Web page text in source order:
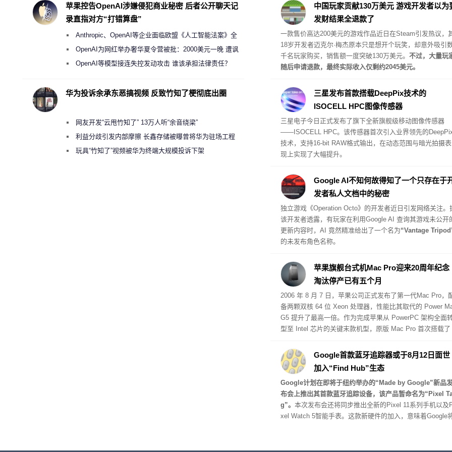
阵列。
中国玩家贡献130万美元 游戏开发者以为
发财结果全退款了
一款售价高达200美元的游戏作品近日在Steam引发热议，
18岁开发者迈克尔·梅杰原本只是想开个玩笑，却意外吸引
千名玩家购买，销售额一度突破130万美元。 不过，大量玩
随后申请退款，最终实际收入仅剩约2045美元。
三星发布首款搭载DeepPix技术的
ISOCELL HPC图像传感器
三星电子今日正式发布了旗下全新旗舰级移动图像传感器
——ISOCELL HPC。该传感器首次引入业界领先的
技术，支持16-bit RAW格式输出，在动态范围与暗光拍摄表
现上实现了大幅提升。
Google AI不知何故得知了一个只存在于
发者私人文档中的秘密
独立游戏《Operation Octo》的开发者近日引发网络关注。
该开发者透露，有玩家在利用Google AI 查询其游戏未公开
更新内容时，AI 竟然精准给出了一个名为“Vantage
的未发布角色名称。
苹果旗舰台式机Mac Pro迎来20周年纪念
淘汰停产已有五个月
2006 年 8 月 7 日，苹果公司正式发布了第一代Mac Pro，
备两颗双核 64 位 Xeon 处理器，性能比其取代的 Power
G5 提升了最高一倍。作为完成苹果从 PowerPC 架构全面
型至 Intel 芯片的关键末款机型，原版 Mac Pro 首次搭载了
Google首款蓝牙追踪器或于8月12日面世
加入“Find Hub”生态
Google计划在即将于纽约举办的“Made by Google”新品
布会上推出其首款蓝牙追踪设备，该产品暂命名为“Pixel
g”。 本次发布会还将同步推出全新的Pixel 11系列手机以及
xel Watch 5智能手表。这款新硬件的加入，意味着Google
苹果控告OpenAI涉嫌侵犯商业秘密 后者公开聊天记
录直指对方“打错算盘”
Anthropic、OpenAI等企业面临欧盟《人工智能法案》全
新执法权限审查
OpenAI为网红举办奢华夏令营被批：2000美元一晚 遭讽
“反乌托邦”
OpenAI等模型接连失控发动攻击 谁该承担法律责任？
华为投诉余承东恶搞视频 反致竹知了梗彻底出圈
网友开发“云甩竹知了” 13万人听“余音绕梁”
利益分歧引发内部摩擦 长鑫存储被曝曾将华为驻场工程
师驱逐出研发基地
玩具“竹知了”视频被华为终端大规模投诉下架